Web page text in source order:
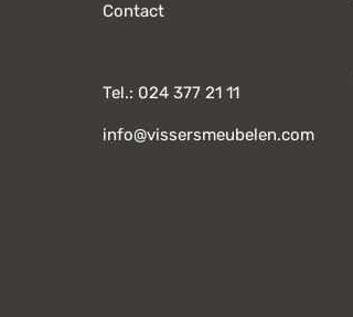
Contact
Tel.: 024 377 21 11
info@vissersmeubelen.com